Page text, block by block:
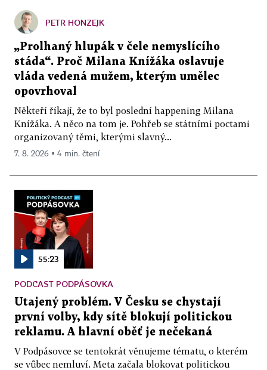
PETR HONZEJK
„Prolhaný hlupák v čele nemyslícího
stáda“. Proč Milana Knížáka oslavuje
vláda vedená mužem, kterým umělec
opovrhoval
Někteří říkají, že to byl poslední happening Milana
Knížáka. A něco na tom je. Pohřeb se státními poctami
organizovaný těmi, kterými slavný...
7. 8. 2026 ▪ 4 min. čtení
55:23
PODCAST PODPÁSOVKA
Utajený problém. V Česku se chystají
první volby, kdy sítě blokují politickou
reklamu. A hlavní oběť je nečekaná
V Podpásovce se tentokrát věnujeme tématu, o kterém
se vůbec nemluví. Meta začala blokovat politickou